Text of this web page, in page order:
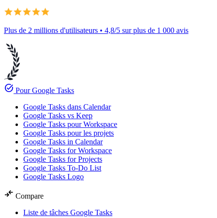
Plus de 2 millions d'utilisateurs • 4,8/5 sur plus de 1 000 avis
task_alt Pour Google Tasks
Google Tasks dans Calendar
Google Tasks vs Keep
Google Tasks pour Workspace
Google Tasks pour les projets
Google Tasks in Calendar
Google Tasks for Workspace
Google Tasks for Projects
Google Tasks To-Do List
Google Tasks Logo
compare_arrows Compare
Liste de tâches Google Tasks